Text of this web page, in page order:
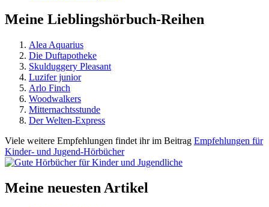
Meine Lieblingshörbuch-Reihen
Alea Aquarius
Die Duftapotheke
Skulduggery Pleasant
Luzifer junior
Arlo Finch
Woodwalkers
Mitternachtsstunde
Der Welten-Express
Viele weitere Empfehlungen findet ihr im Beitrag Empfehlungen für
Kinder- und Jugend-Hörbücher
Meine neuesten Artikel